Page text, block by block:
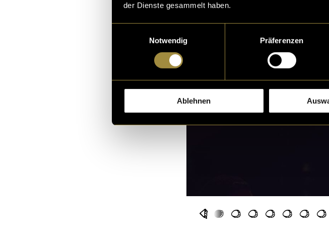
der Dienste gesammelt haben.
Notwendig
Präferenzen
Ablehnen